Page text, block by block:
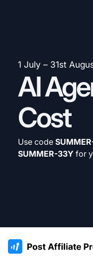
1 July – 31st
AI
Cost
Use code
SUMMER-33Y for
:site.title